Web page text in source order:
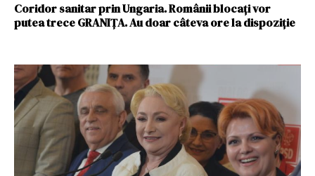
Coridor sanitar prin Ungaria. Românii blocaţi vor
putea trece GRANIŢA. Au doar câteva ore la dispoziţie